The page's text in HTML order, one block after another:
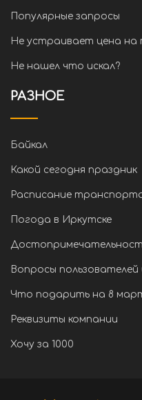
Популярные запросы
Не устраивает цена на
Не нашел что искал?
РАЗНОЕ
Байкал
Какой сегодня праздник
Расписание
Погода в Иркутске
Вопросы
Что подарить на 8
Реквизиты компании
Хочу за 1000